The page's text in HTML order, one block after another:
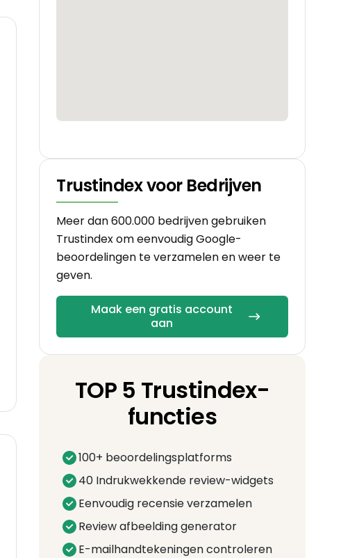
Trustindex voor Bedrijven
Meer dan 600.000 bedrijven gebruiken
Trustindex om eenvoudig Google-
beoordelingen te verzamelen en weer te
geven.
Maak een gratis account
aan
TOP 5 Trustindex-
functies
100+ beoordelingsplatforms
40 Indrukwekkende review-widgets
Eenvoudig recensie verzamelen
Review afbeelding generator
E-mailhandtekeningen controleren